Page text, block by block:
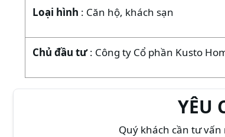
Loại hình : Căn hộ, khách sạn
Chủ đầu tư: Công ty Cổ phần Kusto
YÊU
Quý khách cần tư